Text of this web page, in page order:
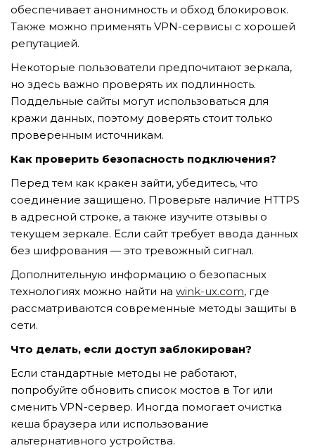
обеспечивает анонимность и обход блокировок.
Также можно применять VPN-сервисы с хорошей
репутацией.
Некоторые пользователи предпочитают зеркала,
но здесь важно проверять их подлинность.
Поддельные сайты могут использоваться для
кражи данных, поэтому доверять стоит только
проверенным источникам.
Как проверить безопасность подключения?
Перед тем как кракен зайти, убедитесь, что
соединение защищено. Проверьте наличие HTTPS
в адресной строке, а также изучите отзывы о
текущем зеркале. Если сайт требует ввода данных
без шифрования — это тревожный сигнал.
Дополнительную информацию о безопасных
технологиях можно найти на wink-ux.com, где
рассматриваются современные методы защиты в
сети.
Что делать, если доступ заблокирован?
Если стандартные методы не работают,
попробуйте обновить список мостов в Tor или
сменить VPN-сервер. Иногда помогает очистка
кеша браузера или использование
альтернативного устройства.